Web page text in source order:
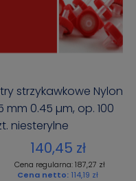
strzykawkowe Nylon
mm 0.45 µm, op. 100
niesterylne
140,45 zł
Cena regularna: 187,27 zł
Cena netto: 114,19 zł